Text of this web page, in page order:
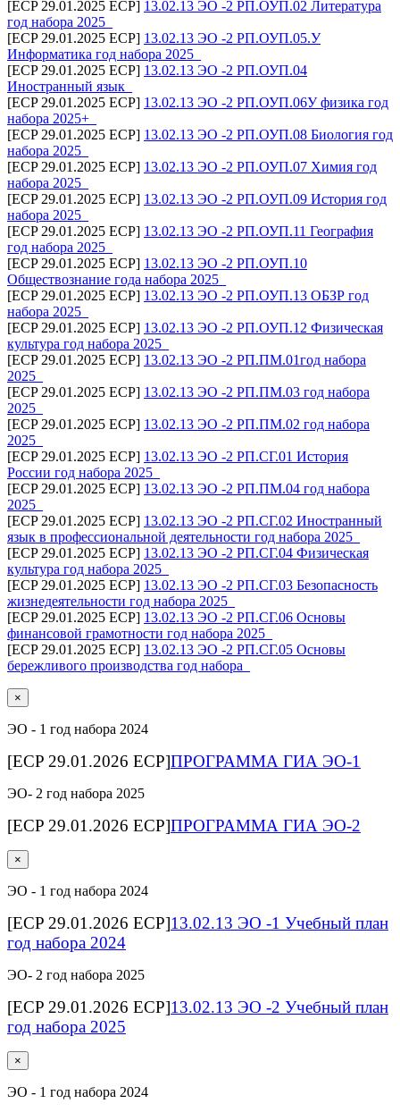
[ECP 29.01.2025 ECP] 13.02.13 ЭО -2 РП.ОУП.02 Литература
год набора 2025_
[ECP 29.01.2025 ECP] 13.02.13 ЭО -2 РП.ОУП.05.У
Информатика год набора 2025_
[ECP 29.01.2025 ECP] 13.02.13 ЭО -2 РП.ОУП.04
Иностранный язык_
[ECP 29.01.2025 ECP] 13.02.13 ЭО -2 РП.ОУП.06У физика год
набора 2025+_
[ECP 29.01.2025 ECP] 13.02.13 ЭО -2 РП.ОУП.08 Биология год
набора 2025_
[ECP 29.01.2025 ECP] 13.02.13 ЭО -2 РП.ОУП.07 Химия год
набора 2025_
[ECP 29.01.2025 ECP] 13.02.13 ЭО -2 РП.ОУП.09 История год
набора 2025_
[ECP 29.01.2025 ECP] 13.02.13 ЭО -2 РП.ОУП.11 География
год набора 2025_
[ECP 29.01.2025 ECP] 13.02.13 ЭО -2 РП.ОУП.10
Обществознание года набора 2025_
[ECP 29.01.2025 ECP] 13.02.13 ЭО -2 РП.ОУП.13 ОБЗР год
набора 2025_
[ECP 29.01.2025 ECP] 13.02.13 ЭО -2 РП.ОУП.12 Физическая
культура год набора 2025_
[ECP 29.01.2025 ECP] 13.02.13 ЭО -2 РП.ПМ.01год набора
2025_
[ECP 29.01.2025 ECP] 13.02.13 ЭО -2 РП.ПМ.03 год набора
2025_
[ECP 29.01.2025 ECP] 13.02.13 ЭО -2 РП.ПМ.02 год набора
2025_
[ECP 29.01.2025 ECP] 13.02.13 ЭО -2 РП.СГ.01 История
России год набора 2025_
[ECP 29.01.2025 ECP] 13.02.13 ЭО -2 РП.ПМ.04 год набора
2025_
[ECP 29.01.2025 ECP] 13.02.13 ЭО -2 РП.СГ.02 Иностранный
язык в профессиональной деятельности год набора 2025_
[ECP 29.01.2025 ECP] 13.02.13 ЭО -2 РП.СГ.04 Физическая
культура год набора 2025_
[ECP 29.01.2025 ECP] 13.02.13 ЭО -2 РП.СГ.03 Безопасность
жизнедеятельности год набора 2025_
[ECP 29.01.2025 ECP] 13.02.13 ЭО -2 РП.СГ.06 Основы
финансовой грамотности год набора 2025_
[ECP 29.01.2025 ECP] 13.02.13 ЭО -2 РП.СГ.05 Основы
бережливого производства год набора_
×
ЭО - 1 год набора 2024
[ECP 29.01.2026 ECP]ПРОГРАММА ГИА ЭО-1
ЭО- 2 год набора 2025
[ECP 29.01.2026 ECP]ПРОГРАММА ГИА ЭО-2
×
ЭО - 1 год набора 2024
[ECP 29.01.2026 ECP]13.02.13 ЭО -1 Учебный план
год набора 2024
ЭО- 2 год набора 2025
[ECP 29.01.2026 ECP]13.02.13 ЭО -2 Учебный план
год набора 2025
×
ЭО - 1 год набора 2024